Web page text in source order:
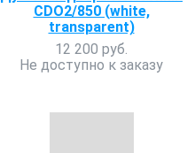
CDO2/850 (white,
transparent)
12 200 руб.
Не доступно к заказу